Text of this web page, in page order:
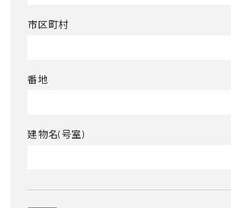
市区町村
番地
建物名(号室)